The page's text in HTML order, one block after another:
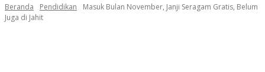
Beranda Pendidikan
Masuk Bulan November, Janji Seragam Gratis, Belum
Juga di Jahit